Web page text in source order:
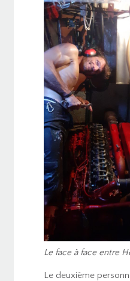
Le face à face entre
Le deuxième